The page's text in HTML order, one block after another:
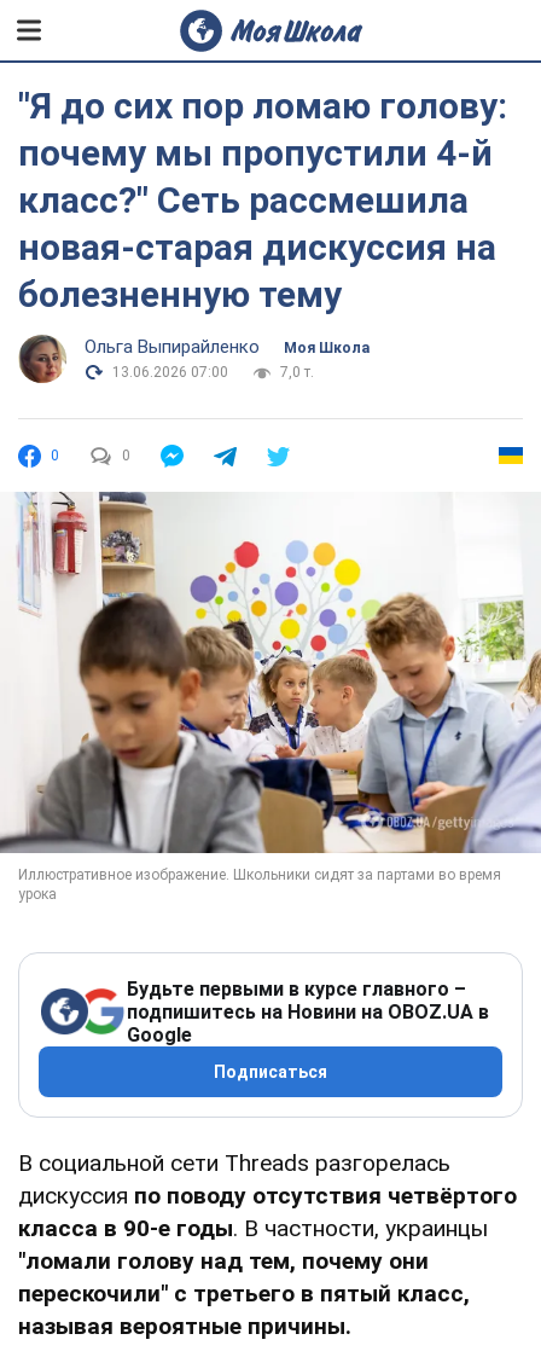
"Я до сих пор ломаю голову:
почему мы пропустили 4-й
класс?" Сеть рассмешила
новая-старая дискуссия на
болезненную тему
Ольга Выпирайленко
Моя Школа
13.06.2026 07:00
7,0 т.
0 0
Будьте первыми в курсе главного –
подпишитесь на Новини на OBOZ.UA в
Google
Подписаться
В социальной сети Threads разгорелась
дискуссия по поводу отсутствия четвёртого
класса в 90-е годы. В частности, украинцы
"ломали голову над тем, почему они
перескочили" с третьего в пятый класс,
называя вероятные причины.